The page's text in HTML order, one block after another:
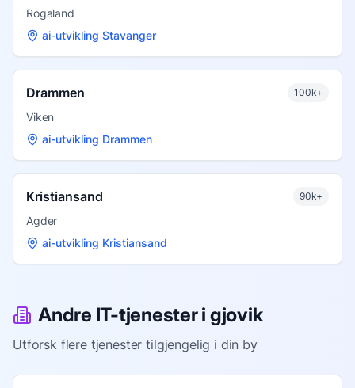
Rogaland
ai-utvikling Stavanger
Drammen 100k+
Viken
ai-utvikling Drammen
Kristiansand 90k+
Agder
ai-utvikling Kristiansand
Andre IT-tjenester i gjovik
Utforsk flere tjenester tilgjengelig i din by